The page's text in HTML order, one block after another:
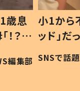
歳息
？」
編集部
小1から
ッド」
作り続
#令和の子
SNSで話題